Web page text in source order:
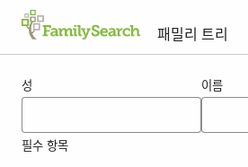
패밀리 트리
성
필수 항목
이름